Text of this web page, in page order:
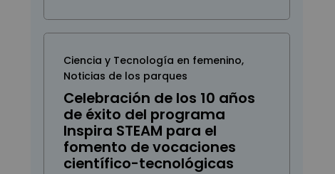
Ciencia y Tecnología en femenino,
Noticias de los parques
Celebración de los 10 años
de éxito del programa
Inspira STEAM para el
fomento de vocaciones
científico-tecnológicas